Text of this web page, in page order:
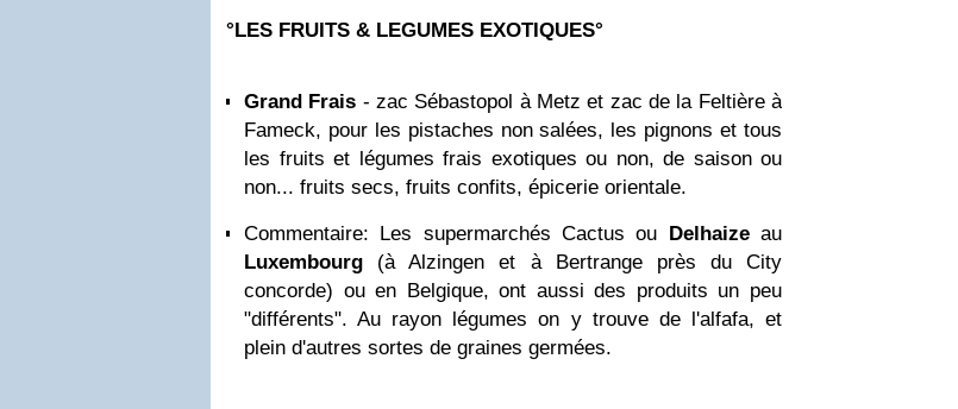
°LES FRUITS & LEGUMES EXOTIQUES°
Grand Frais - zac Sébastopol à Metz et zac de la Feltière à
Fameck, pour les pistaches non salées, les pignons et tous
les fruits et légumes frais exotiques ou non, de saison ou
non... fruits secs, fruits confits, épicerie orientale.
Commentaire: Les supermarchés Cactus ou Delhaizeau
Luxembourg (à Alzingen et à Bertrange près du City
concorde) ou en Belgique, ont aussi des produits un peu
"différents". Au rayon légumes on y trouve de l'alfafa, et
plein d'autres sortes de graines germées.